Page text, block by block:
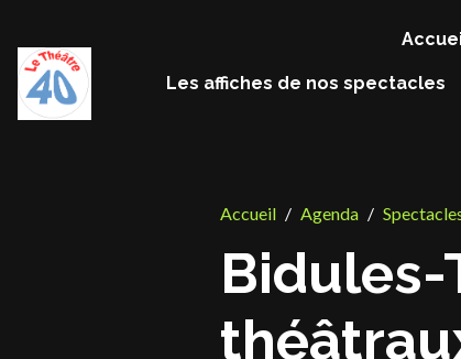
Les affiches de nos spectacles
Accueil Agenda
Bidules-